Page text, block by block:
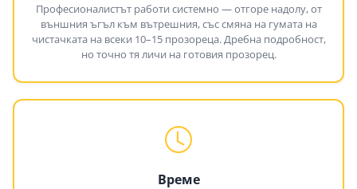
Професионалистът работи системно — отгоре надолу, от
външния ъгъл към вътрешния, със смяна на гумата на
чистачката на всеки 10–15 прозореца. Дребна подробност,
но точно тя личи на готовия прозорец.
Време